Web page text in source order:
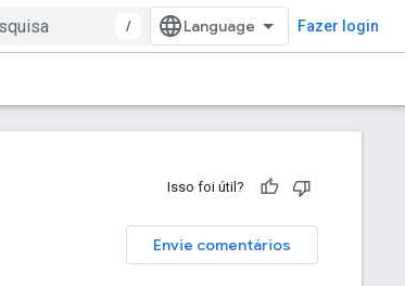
/ Fazer login
Isso foi útil?
Envie comentários